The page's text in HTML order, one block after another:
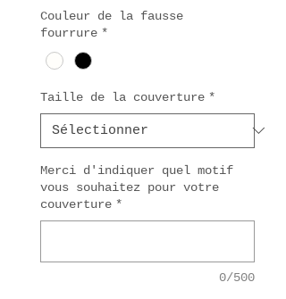
Couleur de la fausse
fourrure *
Taille de la couverture *
Merci d'indiquer quel motif
vous souhaitez pour votre
couverture *
0/500